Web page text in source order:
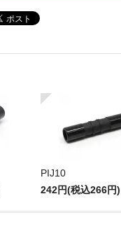
PIJ10
242円(税込266円)